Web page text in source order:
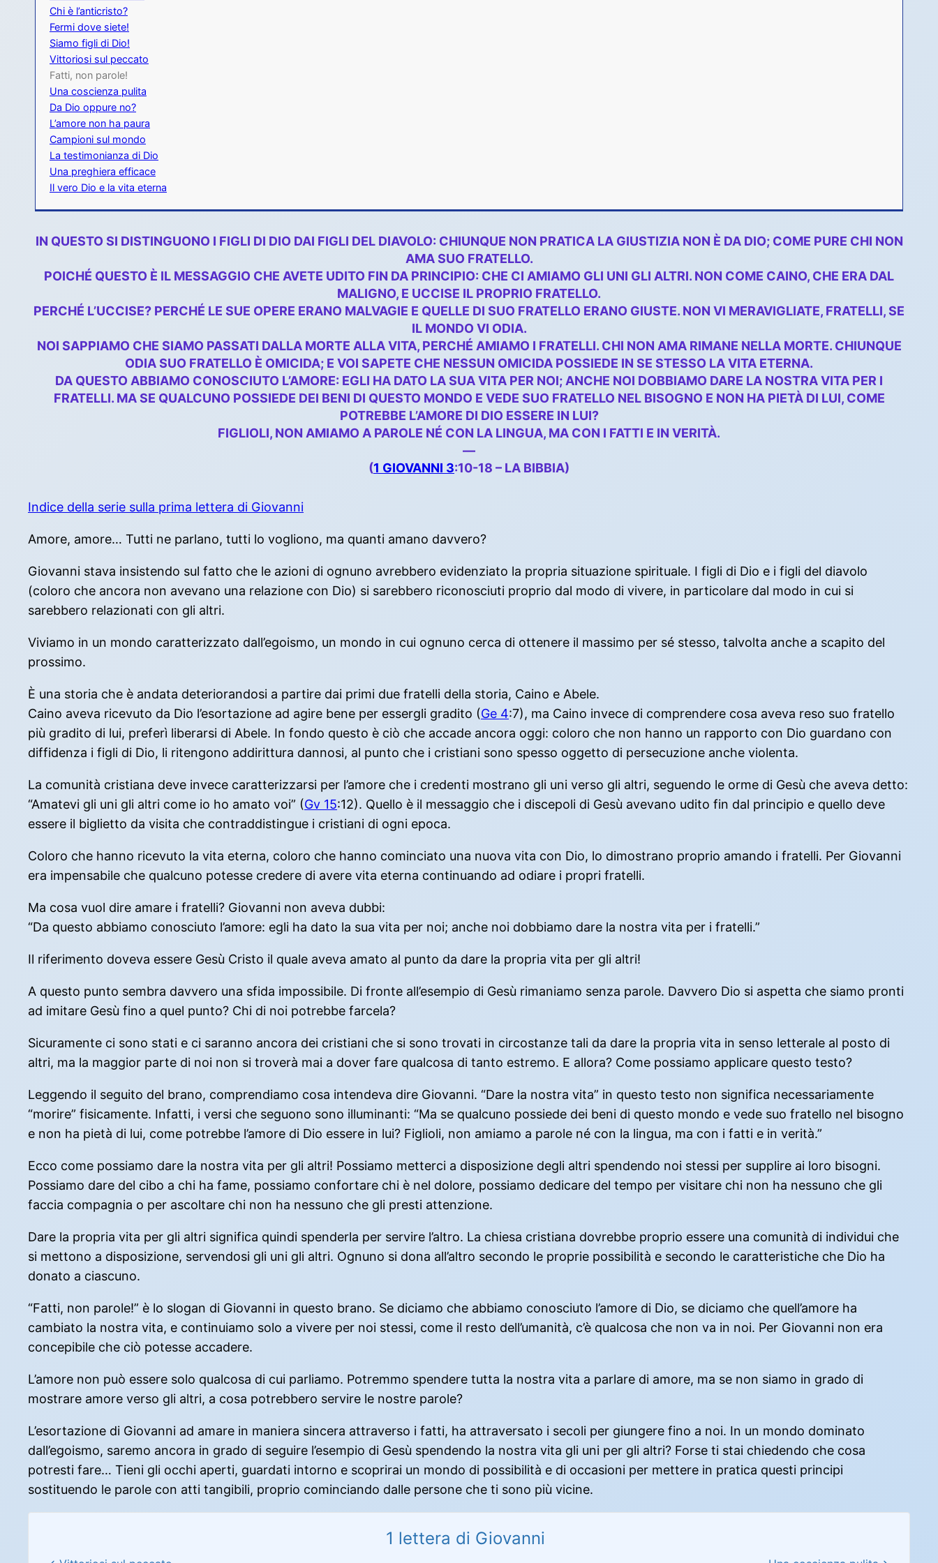
Chi è l’anticristo?
Fermi dove siete!
Siamo figli di Dio!
Vittoriosi sul peccato
Fatti, non parole!
Una coscienza pulita
Da Dio oppure no?
L’amore non ha paura
Campioni sul mondo
La testimonianza di Dio
Una preghiera efficace
Il vero Dio e la vita eterna
IN QUESTO SI DISTINGUONO I FIGLI DI DIO DAI FIGLI DEL DIAVOLO: CHIUNQUE NON PRATICA LA GIUSTIZIA NON È DA DIO; COME PURE CHI NON
AMA SUO FRATELLO.
POICHÉ QUESTO È IL MESSAGGIO CHE AVETE UDITO FIN DA PRINCIPIO: CHE CI AMIAMO GLI UNI GLI ALTRI. NON COME CAINO, CHE ERA DAL
MALIGNO, E UCCISE IL PROPRIO FRATELLO.
PERCHÉ L’UCCISE? PERCHÉ LE SUE OPERE ERANO MALVAGIE E QUELLE DI SUO FRATELLO ERANO GIUSTE. NON VI MERAVIGLIATE, FRATELLI, SE
IL MONDO VI ODIA.
NOI SAPPIAMO CHE SIAMO PASSATI DALLA MORTE ALLA VITA, PERCHÉ AMIAMO I FRATELLI. CHI NON AMA RIMANE NELLA MORTE. CHIUNQUE
ODIA SUO FRATELLO È OMICIDA; E VOI SAPETE CHE NESSUN OMICIDA POSSIEDE IN SE STESSO LA VITA ETERNA.
DA QUESTO ABBIAMO CONOSCIUTO L’AMORE: EGLI HA DATO LA SUA VITA PER NOI; ANCHE NOI DOBBIAMO DARE LA NOSTRA VITA PER I
FRATELLI. MA SE QUALCUNO POSSIEDE DEI BENI DI QUESTO MONDO E VEDE SUO FRATELLO NEL BISOGNO E NON HA PIETÀ DI LUI, COME
POTREBBE L’AMORE DI DIO ESSERE IN LUI?
FIGLIOLI, NON AMIAMO A PAROLE NÉ CON LA LINGUA, MA CON I FATTI E IN VERITÀ.
—
(1 GIOVANNI 3:10-18 – LA BIBBIA)
Indice della serie sulla prima lettera di Giovanni
Amore, amore… Tutti ne parlano, tutti lo vogliono, ma quanti amano davvero?
Giovanni stava insistendo sul fatto che le azioni di ognuno avrebbero evidenziato la propria situazione spirituale. I figli di Dio e i figli del diavolo
(coloro che ancora non avevano una relazione con Dio) si sarebbero riconosciuti proprio dal modo di vivere, in particolare dal modo in cui si
sarebbero relazionati con gli altri.
Viviamo in un mondo caratterizzato dall’egoismo, un mondo in cui ognuno cerca di ottenere il massimo per sé stesso, talvolta anche a scapito del
prossimo.
È una storia che è andata deteriorandosi a partire dai primi due fratelli della storia, Caino e Abele.
Caino aveva ricevuto da Dio l’esortazione ad agire bene per essergli gradito (Ge 4:7), ma Caino invece di comprendere cosa aveva reso suo fratello
più gradito di lui, preferì liberarsi di Abele. In fondo questo è ciò che accade ancora oggi: coloro che non hanno un rapporto con Dio guardano con
diffidenza i figli di Dio, li ritengono addirittura dannosi, al punto che i cristiani sono spesso oggetto di persecuzione anche violenta.
La comunità cristiana deve invece caratterizzarsi per l’amore che i credenti mostrano gli uni verso gli altri, seguendo le orme di Gesù che aveva detto:
“Amatevi gli uni gli altri come io ho amato voi” (Gv 15:12). Quello è il messaggio che i discepoli di Gesù avevano udito fin dal principio e quello deve
essere il biglietto da visita che contraddistingue i cristiani di ogni epoca.
Coloro che hanno ricevuto la vita eterna, coloro che hanno cominciato una nuova vita con Dio, lo dimostrano proprio amando i fratelli. Per Giovanni
era impensabile che qualcuno potesse credere di avere vita eterna continuando ad odiare i propri fratelli.
Ma cosa vuol dire amare i fratelli? Giovanni non aveva dubbi:
“Da questo abbiamo conosciuto l’amore: egli ha dato la sua vita per noi; anche noi dobbiamo dare la nostra vita per i fratelli.”
Il riferimento doveva essere Gesù Cristo il quale aveva amato al punto da dare la propria vita per gli altri!
A questo punto sembra davvero una sfida impossibile. Di fronte all’esempio di Gesù rimaniamo senza parole. Davvero Dio si aspetta che siamo pronti
ad imitare Gesù fino a quel punto? Chi di noi potrebbe farcela?
Sicuramente ci sono stati e ci saranno ancora dei cristiani che si sono trovati in circostanze tali da dare la propria vita in senso letterale al posto di
altri, ma la maggior parte di noi non si troverà mai a dover fare qualcosa di tanto estremo. E allora? Come possiamo applicare questo testo?
Leggendo il seguito del brano, comprendiamo cosa intendeva dire Giovanni. “Dare la nostra vita” in questo testo non significa necessariamente
“morire” fisicamente. Infatti, i versi che seguono sono illuminanti: “Ma se qualcuno possiede dei beni di questo mondo e vede suo fratello nel bisogno
e non ha pietà di lui, come potrebbe l’amore di Dio essere in lui? Figlioli, non amiamo a parole né con la lingua, ma con i fatti e in verità.”
Ecco come possiamo dare la nostra vita per gli altri! Possiamo metterci a disposizione degli altri spendendo noi stessi per supplire ai loro bisogni.
Possiamo dare del cibo a chi ha fame, possiamo confortare chi è nel dolore, possiamo dedicare del tempo per visitare chi non ha nessuno che gli
faccia compagnia o per ascoltare chi non ha nessuno che gli presti attenzione.
Dare la propria vita per gli altri significa quindi spenderla per servire l’altro. La chiesa cristiana dovrebbe proprio essere una comunità di individui che
si mettono a disposizione, servendosi gli uni gli altri. Ognuno si dona all’altro secondo le proprie possibilità e secondo le caratteristiche che Dio ha
donato a ciascuno.
“Fatti, non parole!” è lo slogan di Giovanni in questo brano. Se diciamo che abbiamo conosciuto l’amore di Dio, se diciamo che quell’amore ha
cambiato la nostra vita, e continuiamo solo a vivere per noi stessi, come il resto dell’umanità, c’è qualcosa che non va in noi. Per Giovanni non era
concepibile che ciò potesse accadere.
L’amore non può essere solo qualcosa di cui parliamo. Potremmo spendere tutta la nostra vita a parlare di amore, ma se non siamo in grado di
mostrare amore verso gli altri, a cosa potrebbero servire le nostre parole?
L’esortazione di Giovanni ad amare in maniera sincera attraverso i fatti, ha attraversato i secoli per giungere fino a noi. In un mondo dominato
dall’egoismo, saremo ancora in grado di seguire l’esempio di Gesù spendendo la nostra vita gli uni per gli altri? Forse ti stai chiedendo che cosa
potresti fare… Tieni gli occhi aperti, guardati intorno e scoprirai un mondo di possibilità e di occasioni per mettere in pratica questi principi
sostituendo le parole con atti tangibili, proprio cominciando dalle persone che ti sono più vicine.
1 lettera di Giovanni